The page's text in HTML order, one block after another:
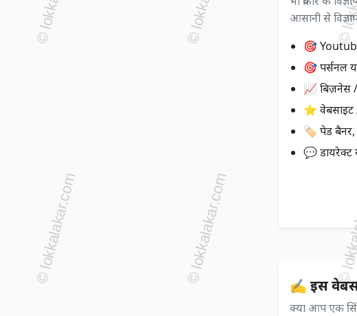
आसानी से
🎯
🎯 पर्सनल
📈 बिज़नेस /
⭐ वेबसाइट
🏷️ पेड बैनर,
💬
✍️ इस
क्या आप एक